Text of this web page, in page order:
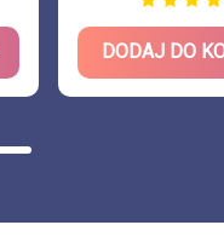
DODAJ DO